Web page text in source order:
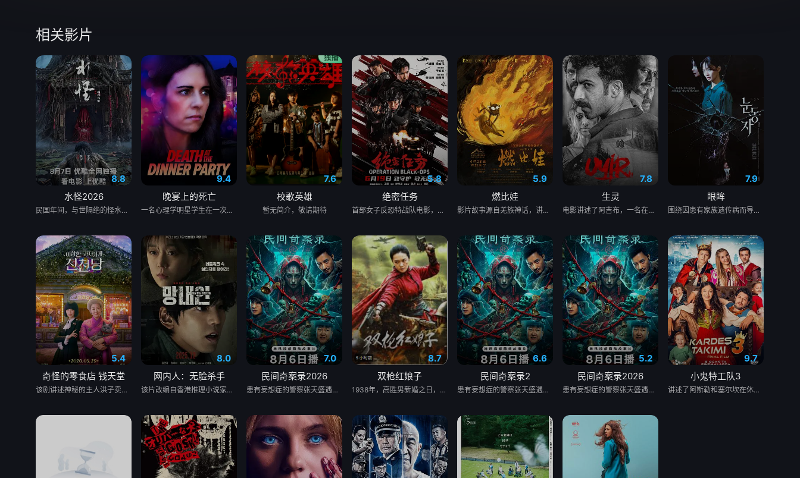
相关影片
8.8
水怪2026
民国年间，与世隔绝的怪水村被湖中“水猴子”所扰。此物实为濒危水栖人猿，能模仿人言诱杀村民。少年水生幼年目睹父亲惨死其手，自此深陷恐惧。村中长老三叔公借祭祀之名行愚昧统治，以活人献祭暂息水怪，却埋下更深祸根。连年暴雨与人为侵扰激怒水猴子，袭击频发。当香兰之弟被食、其父莫叔反抗被杀，香兰决意以身献祭复仇。水生幡然觉醒，不再逃避，联合青年村民布设机关陷阱，假借献祭诱敌。恶战后水怪被擒，却于庆功夜破笼而出，血洗村庄，三叔公亦命丧其口。村民终于醒悟：迷信退让换不来平安。水生断发持叉，率众设伏，以智慧与血勇将水怪斩杀。晨光中，他与香兰相扶而立，唯有直面恐惧、团结抗争，方能驱散千年阴霾，重获新生。
9.4
晚宴上的死亡
一名心理学明星学生在一次教师派对上死亡后，安德莉亚·吉布斯和她的儿子伊桑被卷入了著名教授艾伦·杰克逊的危险操纵之中——一个不惜一切代价掩盖真相的人。
7.6
校歌英雄
暂无简介，敬请期待
5.8
绝密任务
首部女子反恐特战队电影，面对恐怖主义恶势力，“最飒女子反恐特战队”临危受命，精英队长陈梓静（于文文 饰）率队员金凤（卢靖姗 饰）、齐燕（蒋璐霞 饰）、宁宝儿（屈菁菁 饰）等全队出击，“绝密任务”限时12小时内完成！神秘人蝙蝠（余文乐 饰）笑里藏刀、正邪难辨，任务险度远超想象！机械骨骼铠甲装备、恐怖组织侵扰、病毒危机、导弹威胁轮番上阵……时间紧迫，危境当前，机智勇敢、巧战善战的她们能否绝地反击、力挽狂澜？
5.9
燃比娃
影片故事源自羌族神话，讲述了一只被人类抚养长大的猴子，追寻母亲阿勿巴吉（周迅 配音）的足迹，踏上神山探寻“温暖”之谜的旅程。他在“恐惧之兽”口中夺取火种，烈焰焚身，褪去毛发，涅槃成人。
7.8
生灵
电影讲述了阿吉布，一名在坎努尔地区达玛达姆警察局实习的副督察的故事，根据真实事件改编。
7.9
眼眸
围绕因患有家族遗传病而导致视力逐渐丧失的摄影师瑞真展开。在面对跨越视力障碍、好不容易成为陶艺家却离奇身亡的双胞胎妹妹瑞音时，瑞真孤身一人踏上了挖掘死亡真相的道路，并在黑暗的边缘与隐藏的真相正面交锋。申敏儿在片中一人分饰两角。
5.4
奇怪的零食店 钱天堂
该剧讲述神秘的主人洪子卖能够实现人们愿望的神秘零食，以及人们来到那里展开一段魔法般的故事。
8.0
网内人：无脸杀手
该片改编自香港推理小说家陈浩基的知名小说《网内人》，讲述了私家侦探与委托人联手追查网络杀手的故事。
7.0
民间奇案录2026
患有妄想症的警察张天盛遇上一起离奇的神像杀人事件，勘案过程中，牵引出“婴胎报仇”，“娘娘索命”等一连串妖异事件，张天盛虽被种种诡怪幻象阻碍，却坚信这是藏在迷信后的人为诡计，勇于向封建传统宣战，敢于破除流传已久的迷信糟粕，最终，在战胜妄想症的同时，成功还原真相，伸张正义。
8.7
双枪红娘子
1938年，高胜男新婚之日，丈夫被日军残害，父辈亦遭屠戮。她举枪聚义，屡袭敌寇威震四方，后得八路军指点决心投身革命。日军欲诱杀高胜男，她孤身赴战舍命换乡亲周全。千钧一发间，八路军突袭而至全歼敌寇，高胜男血染沙场，生死未卜……
6.6
民间奇案录2
患有妄想症的警察张天盛遇上一起离奇的神像杀人事件，勘案过程中，牵引出“婴胎报仇”，“娘娘索命”等一连串妖异事件，张天盛虽被种种诡怪幻象阻碍，却坚信这是藏在迷信后的人为诡计，勇于向封建传统宣战，敢于破除流传已久的迷信糟粕，最终，在战胜妄想症的同时，成功还原真相，伸张正义。
5.2
民间奇案录2026
患有妄想症的警察张天盛遇上一起离奇的神像杀人事件，勘案过程中，牵引出“婴胎报仇”，“娘娘索命”等一连串妖异事件，张天盛虽被种种诡怪幻象阻碍，却坚信这是藏在迷信后的人为诡计，勇于向封建传统宣战，敢于破除流传已久的迷信糟粕，最终，在战胜妄想症的同时，成功还原真相，伸张正义。
9.7
小鬼特工队3
讲述了阿斯勒和塞尔坎在休产假期间接到紧急电话，被迫穿越时空，带着孩子们踏上迄今为止最具挑战性的任务。